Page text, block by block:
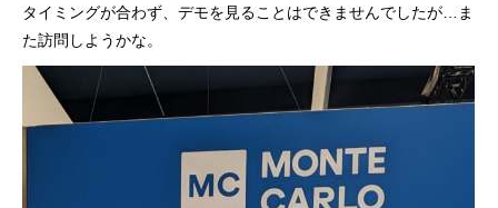
タイミングが合わず、デモを見ることはできませんでしたが…ま
た訪問しようかな。